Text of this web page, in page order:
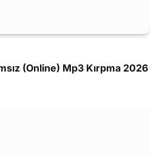
(Online) Mp3 Kırpma 2026